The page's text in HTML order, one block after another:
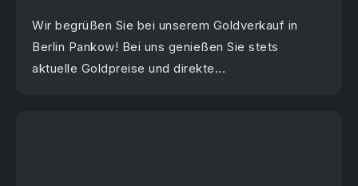
Wir begrüßen Sie bei unserem Goldverkauf in
Berlin Pankow! Bei uns genießen Sie stets
aktuelle Goldpreise und direkte...